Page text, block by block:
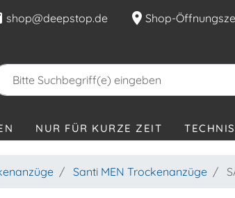
shop@deepstop.de location_on Shop-
NUR FÜR KURZE ZEIT
Santi MEN Trockenanzüge